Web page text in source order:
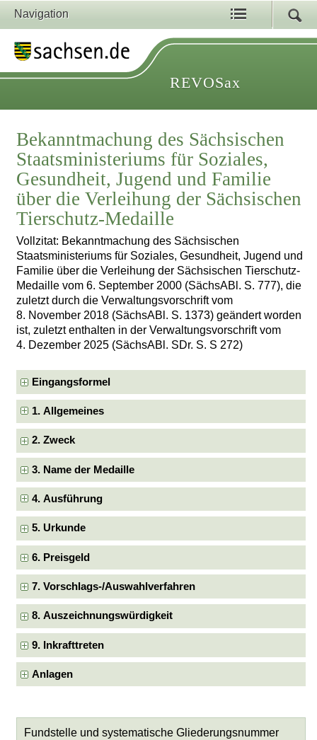
Navigation
REVOSax
Bekanntmachung des Sächsischen
Staatsministeriums für Soziales,
Gesundheit, Jugend und Familie
über die Verleihung der Sächsischen
Tierschutz-Medaille
Vollzitat: Bekanntmachung des Sächsischen
Staatsministeriums für Soziales, Gesundheit, Jugend und
Familie über die Verleihung der Sächsischen Tierschutz-
Medaille vom 6. September 2000 (SächsABl. S. 777), die
zuletzt durch die Verwaltungsvorschrift vom
8. November 2018 (SächsABl. S. 1373) geändert worden
ist, zuletzt enthalten in der Verwaltungsvorschrift vom
4. Dezember 2025 (SächsABl. SDr. S. S 272)
Eingangsformel
1. Allgemeines
2. Zweck
3. Name der Medaille
4. Ausführung
5. Urkunde
6. Preisgeld
7. Vorschlags-/Auswahlverfahren
8. Auszeichnungswürdigkeit
9. Inkrafttreten
Anlagen
Fundstelle und systematische Gliederungsnummer